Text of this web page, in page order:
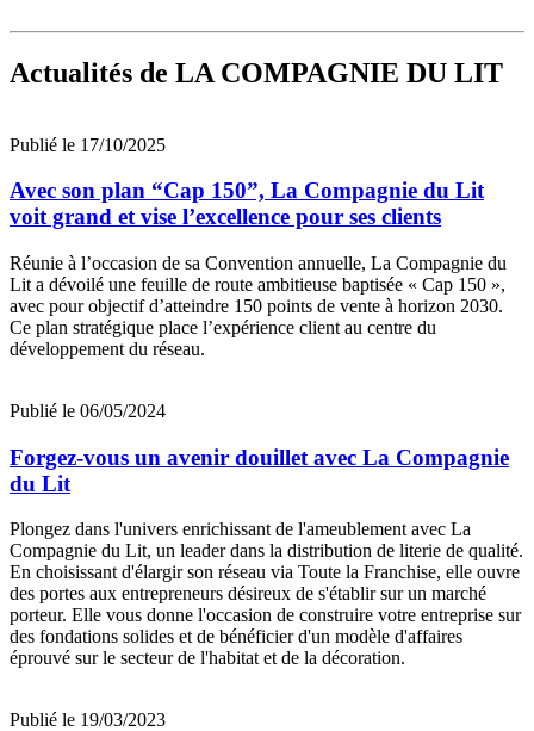
Actualités de LA COMPAGNIE DU LIT
Publié le 17/10/2025
Avec son plan “Cap 150”, La Compagnie du Lit
voit grand et vise l’excellence pour ses clients
Réunie à l’occasion de sa Convention annuelle, La Compagnie du
Lit a dévoilé une feuille de route ambitieuse baptisée « Cap 150 »,
avec pour objectif d’atteindre 150 points de vente à horizon 2030.
Ce plan stratégique place l’expérience client au centre du
développement du réseau.
Publié le 06/05/2024
Forgez-vous un avenir douillet avec La Compagnie
du Lit
Plongez dans l'univers enrichissant de l'ameublement avec La
Compagnie du Lit, un leader dans la distribution de literie de qualité.
En choisissant d'élargir son réseau via Toute la Franchise, elle ouvre
des portes aux entrepreneurs désireux de s'établir sur un marché
porteur. Elle vous donne l'occasion de construire votre entreprise sur
des fondations solides et de bénéficier d'un modèle d'affaires
éprouvé sur le secteur de l'habitat et de la décoration.
Publié le 19/03/2023